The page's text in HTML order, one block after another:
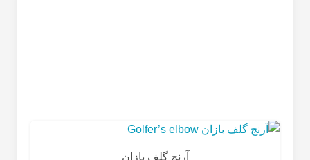
آرنج گلف بازان